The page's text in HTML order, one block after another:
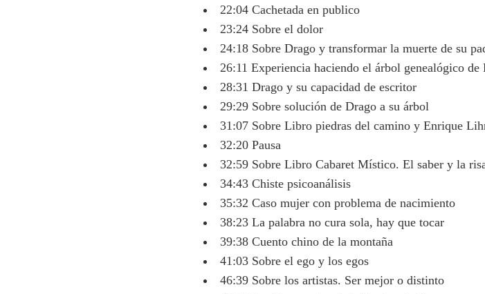
22:04 Cachetada en publico
23:24 Sobre el dolor
24:18 Sobre Drago y transformar la muerte de su
26:11 Experiencia haciendo el árbol genealógico de
28:31 Drago y su capacidad de escritor
29:29 Sobre solución de Drago a su árbol
31:07 Sobre Libro piedras del camino y Enrique
32:20 Pausa
32:59 Sobre Libro Cabaret Místico. El saber y la
34:43 Chiste psicoanálisis
35:32 Caso mujer con problema de nacimiento
38:23 La palabra no cura sola, hay que tocar
39:38 Cuento chino de la montaña
41:03 Sobre el ego y los egos
46:39 Sobre los artistas. Ser mejor o distinto